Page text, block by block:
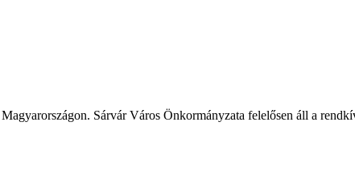
Sárvár Város Önkormányzata felelősen áll a